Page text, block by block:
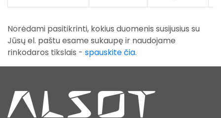
Norėdami pasitikrinti, kokius duomenis susijusius su
Jūsų el. paštu esame sukaupę ir naudojame
rinkodaros tikslais - spauskite čia.